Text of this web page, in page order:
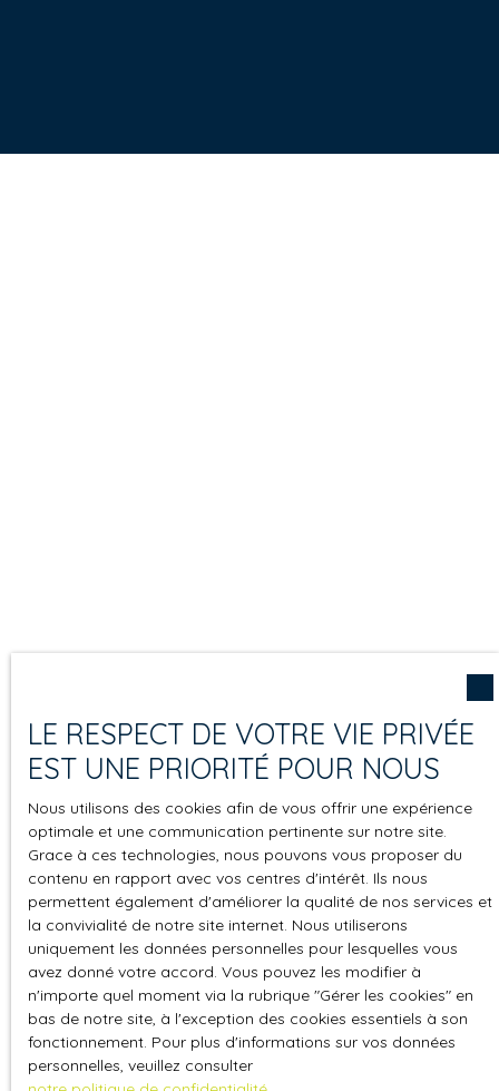
LE RESPECT DE VOTRE VIE PRIVÉE
EST UNE PRIORITÉ POUR NOUS
Nous utilisons des cookies afin de vous offrir une expérience
optimale et une communication pertinente sur notre site.
Grace à ces technologies, nous pouvons vous proposer du
contenu en rapport avec vos centres d'intérêt. Ils nous
permettent également d'améliorer la qualité de nos services et
la convivialité de notre site internet. Nous utiliserons
uniquement les données personnelles pour lesquelles vous
avez donné votre accord. Vous pouvez les modifier à
n'importe quel moment via la rubrique ″Gérer les cookies″ en
bas de notre site, à l'exception des cookies essentiels à son
fonctionnement. Pour plus d'informations sur vos données
personnelles, veuillez consulter